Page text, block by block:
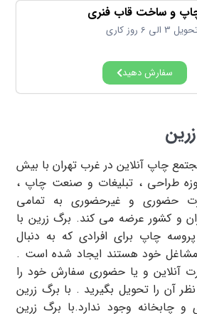
و ساخت قاب فنری
3 الی 6 روز کاری
سفارش دهید
چاپ آنلاین در غرب تهران با بیش
حوزه طراحی ، تبلیغات و صنعت چاپ ،
حضوری و غیرحضوری به تمامی
و کشور عرضه می کند. برگ زرین با
چاپ برای افرادی که به دنبال
مشاغل خود هستند ایجاد شده است .
آنلاین و یا حضوری سفارش خود را
آن را تحویل بگیرید . با برگ زرین
چابخانه وجود ندارد.با برگ زرین